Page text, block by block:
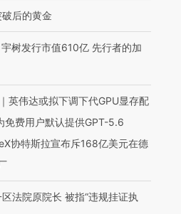
后的黄金
树发行市值610亿 先行者的加
英伟达或拟下调下代GPU显存配
免费用户默认提供GPT-5.6
协特斯拉宣布斥168亿美元在德
法院原院长 被指“违规挂证执